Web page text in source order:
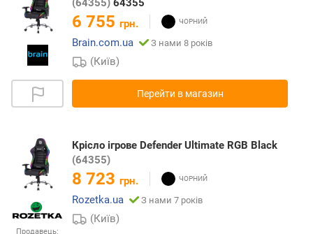
6 755 грн.
Brain.com.ua
З нами 8 років
(Київ)
Перейти в магазин
Продавець:
Крісло ігрове Defender Ultimate RGB Black
(64355)
8 723 грн.
Rozetka.ua
З нами 7 років
(Київ)